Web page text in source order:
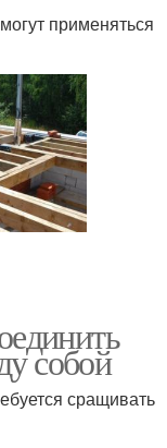
применяться
собой
сращивать